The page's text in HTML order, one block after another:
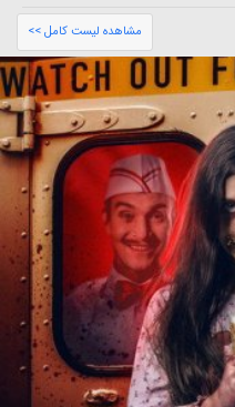
مشاهده لیست کامل >>